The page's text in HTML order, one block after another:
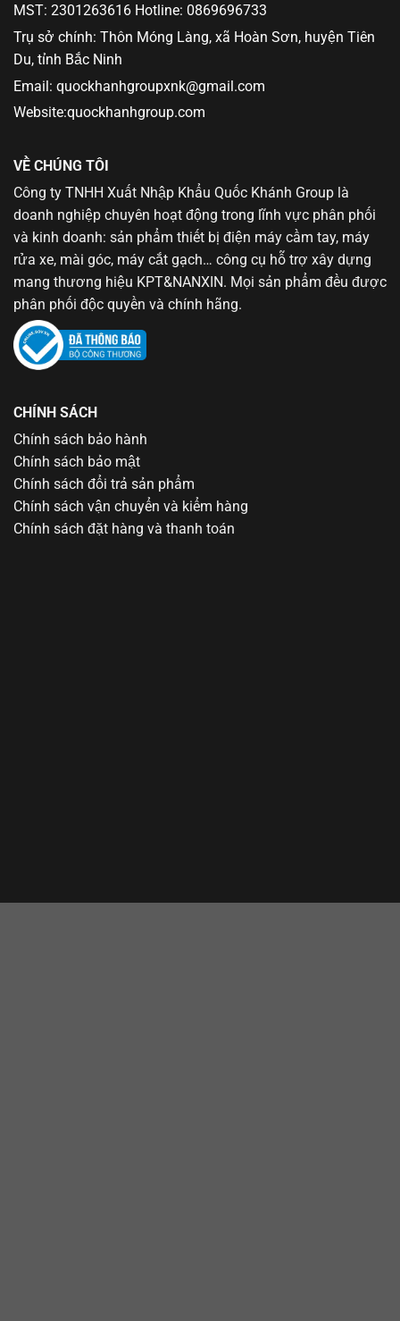
MST: 2301263616 Hotline: 0869696733
Trụ sở chính: Thôn Móng Làng, xã Hoàn Sơn, huyện Tiên
Du, tỉnh Bắc Ninh
Email: quockhanhgroupxnk@gmail.com
Website:quockhanhgroup.com
VỀ CHÚNG TÔI
Công ty TNHH Xuất Nhập Khẩu Quốc Khánh Group là
doanh nghiệp chuyên hoạt động trong lĩnh vực phân phối
và kinh doanh: sản phẩm thiết bị điện máy cầm tay, máy
rửa xe, mài góc, máy cắt gạch… công cụ hỗ trợ xây dựng
mang thương hiệu KPT&NANXIN. Mọi sản phẩm đều được
phân phối độc quyền và chính hãng.
CHÍNH SÁCH
Chính sách bảo hành
Chính sách bảo mật
Chính sách đổi trả sản phẩm
Chính sách vận chuyển và kiểm hàng
Chính sách đặt hàng và thanh toán